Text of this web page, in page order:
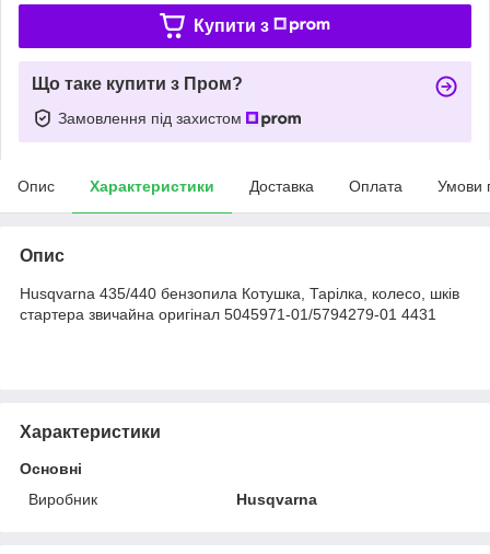
Купити з
Що таке купити з Пром?
Замовлення під захистом
Опис Характеристики Доставка Оплата Умови
Опис
Husqvarna 435/440 бензопила Котушка, Тарілка, колесо, шків
стартера звичайна оригінал 5045971-01/5794279-01 4431
Характеристики
Основні
Виробник
Husqvarna